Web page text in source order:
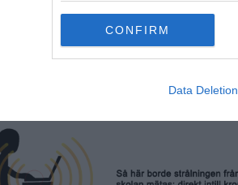
CONFIRM
Data Deletion